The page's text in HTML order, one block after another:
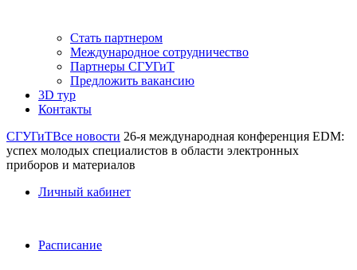
Стать партнером
Международное сотрудничество
Партнеры СГУГиТ
Предложить вакансию
3D тур
Контакты
СГУГиТВсе новости 26-я международная конференция EDM:
успех молодых специалистов в области электронных
приборов и материалов
Личный кабинет
Расписание